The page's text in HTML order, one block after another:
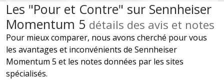
Les "Pour et Contre" sur Sennheiser
Momentum 5 détails des avis et notes
Pour mieux comparer, nous avons cherché pour vous
les avantages et inconvénients de Sennheiser
Momentum 5 et les notes données par les sites
spécialisés.